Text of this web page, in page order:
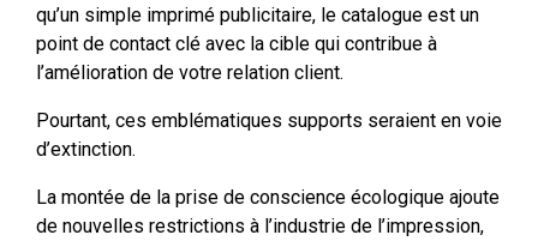
qu’un simple imprimé publicitaire, le catalogue est un
point de contact clé avec la cible qui contribue à
l’amélioration de votre relation client.
Pourtant, ces emblématiques supports seraient en voie
d’extinction.
La montée de la prise de conscience écologique ajoute
de nouvelles restrictions à l’industrie de l’impression,